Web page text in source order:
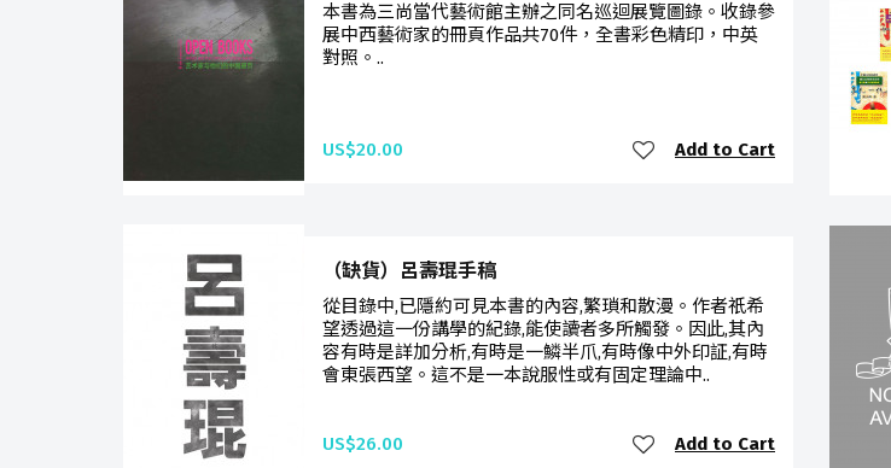
本書為三尚當代藝術館主辦之同名巡迴展覽圖錄。收錄參
展中西藝術家的冊頁作品共70件，全書彩色精印，中英
對照。..
US$20.00 Add to Cart
（缺貨）呂壽琨手稿
從目錄中,已隱約可見本書的內容,繁瑣和散漫。作者祇希
望透過這一份講學的紀錄,能使讀者多所觸發。因此,其內
容有時是詳加分析,有時是一鱗半爪,有時像中外印証,有時
會東張西望。這不是一本說服性或有固定理論中..
US$26.00 Add to Cart